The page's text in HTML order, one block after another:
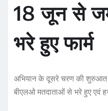
18 जून से
भरे हुए फार्म
अभियान के दूसरे चरण की शुरुआत
बीएलओ मतदाताओं से भरे हुए एवं